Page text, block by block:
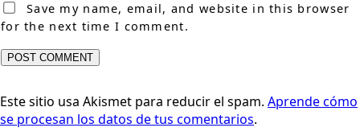
Save my name, email, and website in this browser
for the next time I comment.
Este sitio usa Akismet para reducir el spam. Aprende cómo
se procesan los datos de tus comentarios.